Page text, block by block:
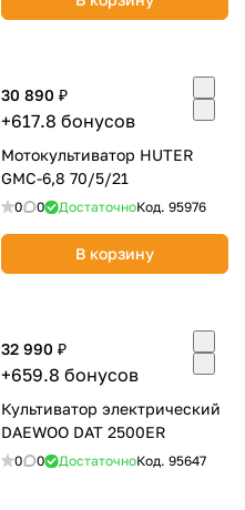
30 890 ₽
+617.8 бонусов
Мотокультиватор HUTER
GMC-6,8 70/5/21
0 0 ДостаточноКод. 95976
В корзину
32 990 ₽
+659.8 бонусов
Культиватор электрический
DAEWOO DAT 2500ER
0 0 ДостаточноКод. 95647